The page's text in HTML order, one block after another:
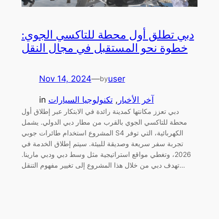
دبي تطلق أول محطة للتاكسي الجوي:
خطوة نحو المستقبل في مجال النقل
Nov 14, 2024—byuser
in آخر الأخبار , تكنولوجيا السيارات
دبي تعزز مكانتها كمدينة رائدة في الابتكار عبر إطلاق أول
محطة للتاكسي الجوي بالقرب من مطار دبي الدولي. يشمل
المشروع استخدام طائرات جوبي S4 الكهربائية، التي توفر
تجربة سفر سريعة وصديقة للبيئة. سيتم إطلاق الخدمة في
2026، وتغطي مواقع استراتيجية مثل وسط دبي ودبي مارينا.
تهدف دبي من خلال هذا المشروع إلى تغيير مفهوم التنقل…